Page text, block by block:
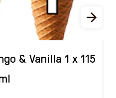
& Vanilla 1 x 115